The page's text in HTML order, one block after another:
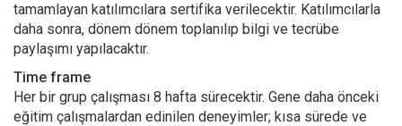
tamamlayan katılımcılara sertifika verilecektir. Katılımcılarla
daha sonra, dönem dönem toplanılıp bilgi ve tecrübe
paylaşımı yapılacaktır.
Time frame
Her bir grup çalışması 8 hafta sürecektir. Gene daha önceki
eğitim çalışmalardan edinilen deneyimler; kısa sürede ve